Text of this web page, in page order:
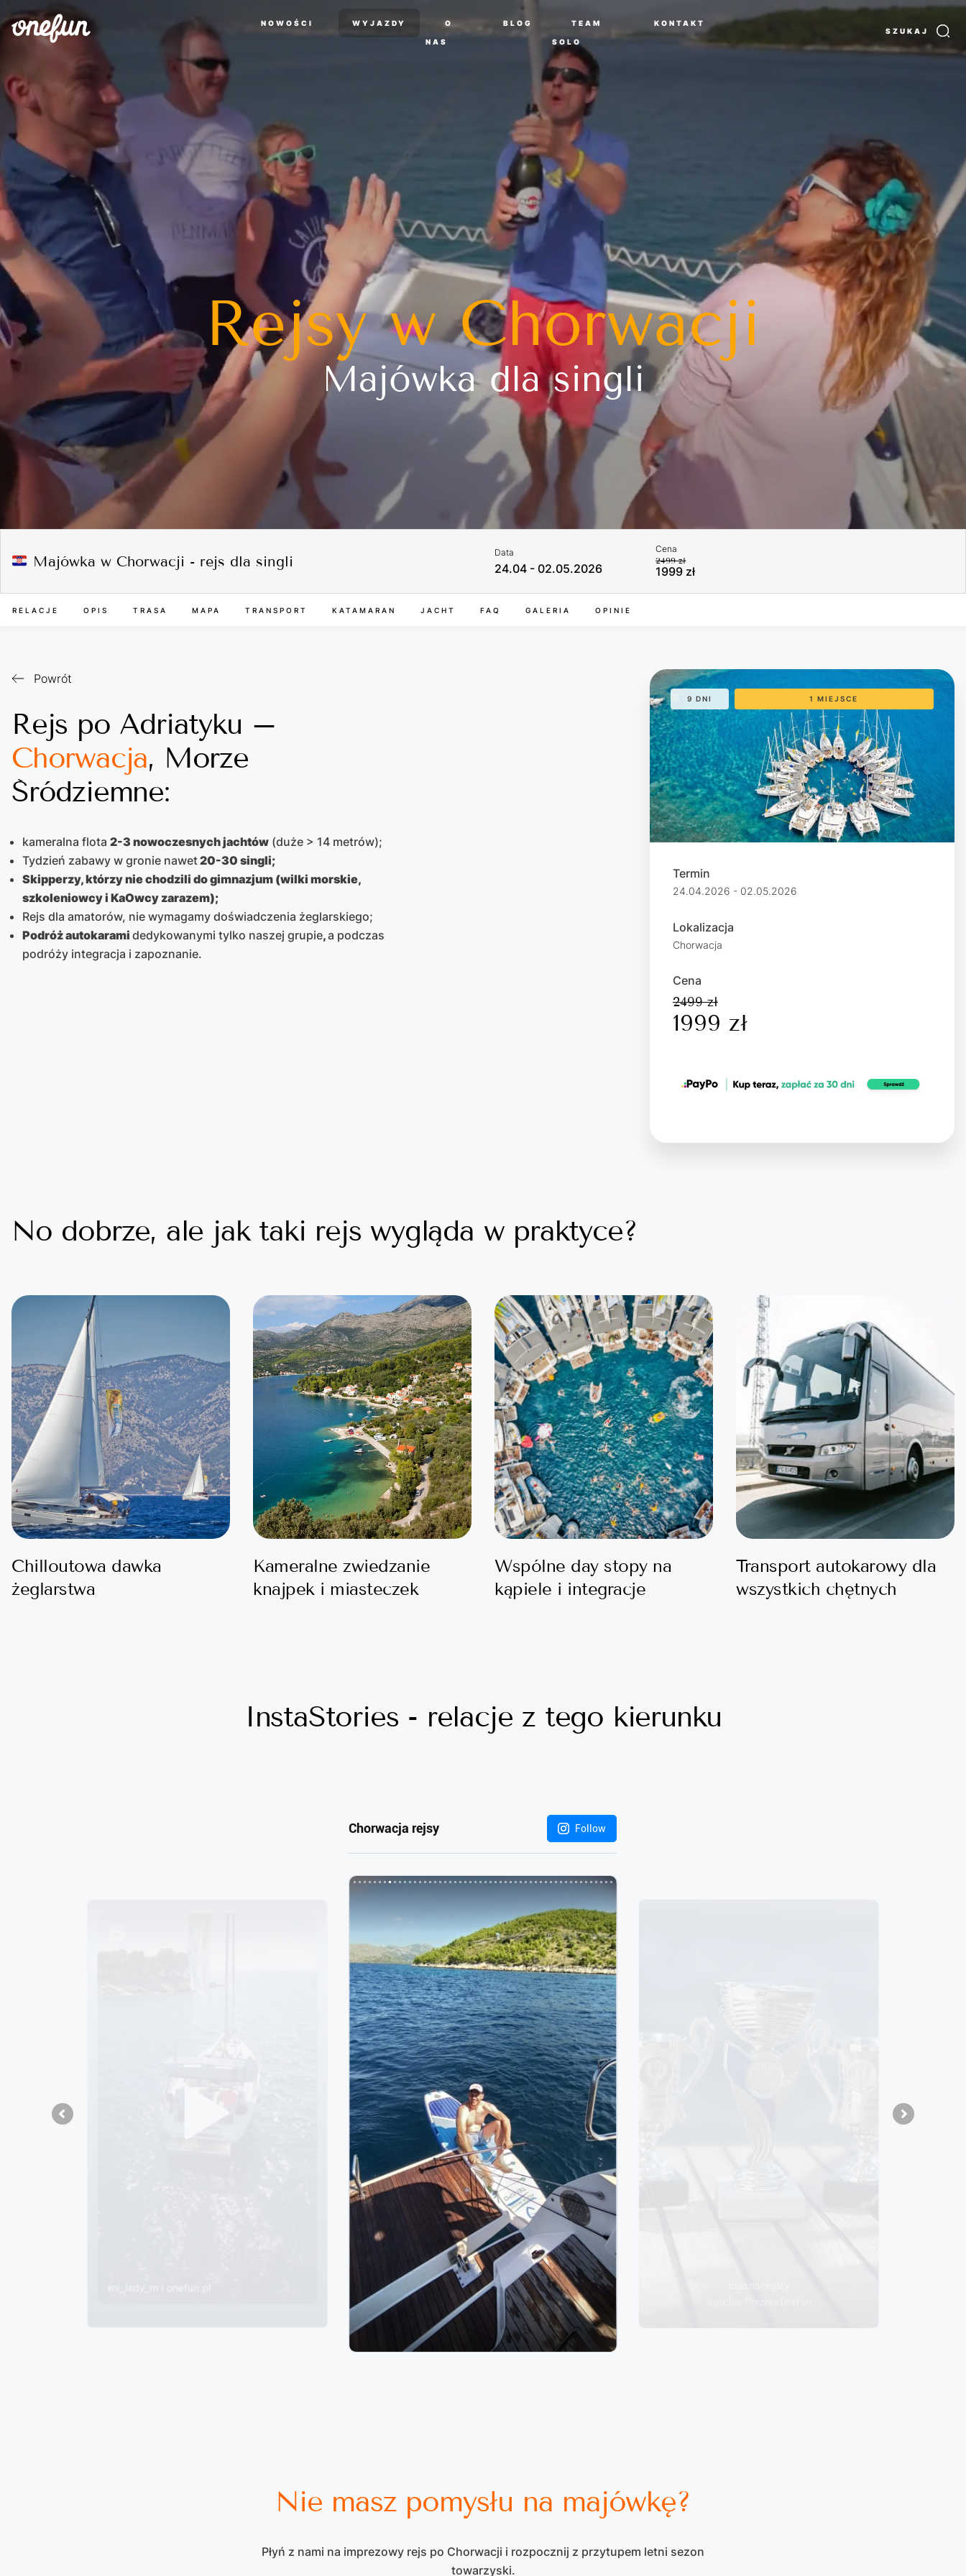
NOWOŚCI WYJAZDY O
NAS
BLOG TEAM
SOLO
KONTAKT
SZUKAJ
Rejsy w Chorwacji
Majówka dla singli
Majówka w Chorwacji - rejs dla singli
Data
24.04 - 02.05.2026
Cena
2499 zł
1999 zł
RELACJE OPIS TRASA MAPA TRANSPORT KATAMARAN JACHT FAQ GALERIA OPINIE
Powrót
Rejs po Adriatyku –
Chorwacja, Morze
Śródziemne:
kameralna flota 2-3 nowoczesnych jachtów (duże > 14 metrów);
Tydzień zabawy w gronie nawet20-30 singli;
Skipperzy, którzy nie chodzili do gimnazjum (wilki morskie,
szkoleniowcy i KaOwcy zarazem);
Rejs dla amatorów, nie wymagamy doświadczenia żeglarskiego;
Podróżautokarami dedykowanymi tylko naszej grupie,a podczas
podróży integracja i zapoznanie.
9 DNI 1 MIEJSCE
Termin
24.04.2026 - 02.05.2026
Lokalizacja
Chorwacja
Cena
2499 zł
1999 zł
No dobrze, ale jak taki rejs wygląda w praktyce?
Chilloutowa dawka
żeglarstwa
Kameralne zwiedzanie
knajpek i miasteczek
Wspólne day stopy na
kąpiele i integracje
Transport autokarowy dla
wszystkich chętnych
InstaStories - relacje z tego kierunku
Nie masz pomysłu na majówkę?
Płyń z nami na imprezowy rejs po Chorwacji i rozpocznij z przytupem letni sezon
towarzyski.